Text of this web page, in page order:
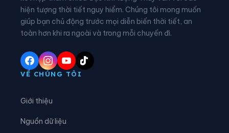
Phường Lưu Kiếm Phường Nam Đồ Sơn
Phường Nam Đồng Phường Nam Triệu
Phường Ngô Quyền
Phường Nguyễn Trãi
hiện tượng thời tiết nguy hiểm. Chúng tôi mong muốn
giúp bạn chủ động trước mọi diễn biến thời tiết, an
toàn hơn khi ra ngoài và trong mỗi chuyến đi.
VỀ CHÚNG TÔI
Giới thiệu
Nguồn dữ liệu